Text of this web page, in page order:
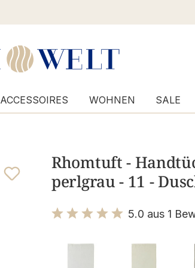
ACCESSOIRES WOHNEN SALE
Rhomtuft -
perlgrau - 11 -
5.0 aus 1